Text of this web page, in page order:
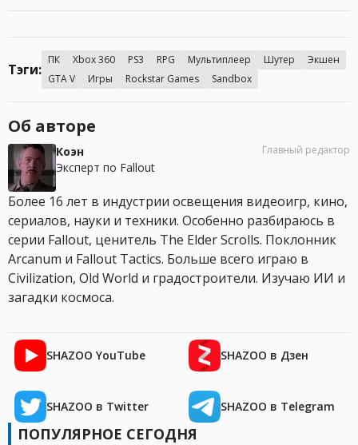
Тэги:
ПК Xbox 360 PS3 RPG Мультиплеер Шутер
Экшен
GTA V
Игры Rockstar Games Sandbox
Об авторе
Коэн
Эксперт по Fallout
Главный редактор
Более 16 лет в индустрии освещения видеоигр, кино,
сериалов, науки и техники. Особенно разбираюсь в
серии Fallout, ценитель The Elder Scrolls. Поклонник
Arcanum и Fallout Tactics. Больше всего играю в
Civilization, Old World и градостроители. Изучаю ИИ и
загадки космоса.
SHAZOO YouTube SHAZOO в Дзен
SHAZOO в Twitter SHAZOO в Telegram
ПОПУЛЯРНОЕ СЕГОДНЯ